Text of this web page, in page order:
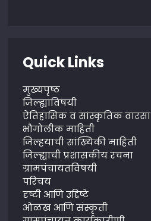
Quick Links
मुख्यपृष्ठ
जिल्ह्याविषयी
ऐतिहासिक व सांस्कृतिक वारसा
भौगोलीक माहिती
जिल्हयाची सांख्यिकी माहिती
जिल्ह्याची प्रशासकीय रचना
ग्रामपंचायतविषयी
परिचय
दृष्टी आणि उद्दिष्टे
ओळख आणि संस्कृती